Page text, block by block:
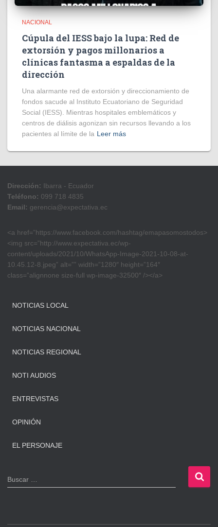
NACIONAL
Cúpula del IESS bajo la lupa: Red de
extorsión y pagos millonarios a
clínicas fantasma a espaldas de la
dirección
​Una alarmante red de extorsión y direccionamiento de
fondos sacude al Instituto Ecuatoriano de Seguridad
Social (IESS). Mientras hospitales emblemáticos y
centros de diálisis agonizan sin recursos llevando a los
pacientes al límite de la Leer más
Dirección: Ibarra - Ecuador
Teléfono: 099 718 4835
Email: gerencia@expectativa.ec
<a href=”https://www.facebook.com/hashtag/emapasomostodos>
<img src=”http://www.expectativa.ec/wp-
content/uploads/2021/10/WhatsApp-Image-2021-10-08-at-
10.45.12-8.jpeg” alt=”” width=”1280″ height=”164″
class=”alignnone size-full wp-image-32500″ /></a>
NOTICIAS LOCAL
NOTICIAS NACIONAL
NOTICIAS REGIONAL
NOTI AUDIOS
ENTREVISTAS
OPINIÓN
EL PERSONAJE
B
u
Buscar …